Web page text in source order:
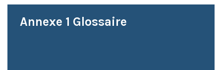
Annexe 1 Glossaire